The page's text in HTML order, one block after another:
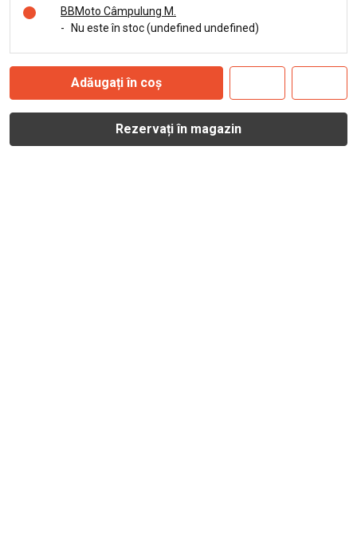
BBMoto Câmpulung M.
-
Nu este în stoc (undefined undefined)
Adăugați în coș
Rezervați în magazin